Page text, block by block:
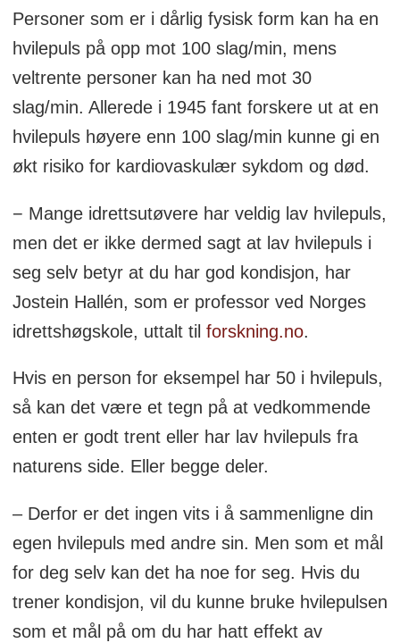
Personer som er i dårlig fysisk form kan ha en
hvilepuls på opp mot 100 slag/min, mens
veltrente personer kan ha ned mot 30
slag/min. Allerede i 1945 fant forskere ut at en
hvilepuls høyere enn 100 slag/min kunne gi en
økt risiko for kardiovaskulær sykdom og død.
− Mange idrettsutøvere har veldig lav hvilepuls,
men det er ikke dermed sagt at lav hvilepuls i
seg selv betyr at du har god kondisjon, har
Jostein Hallén, som er professor ved Norges
idrettshøgskole, uttalt til forskning.no.
Hvis en person for eksempel har 50 i hvilepuls,
så kan det være et tegn på at vedkommende
enten er godt trent eller har lav hvilepuls fra
naturens side. Eller begge deler.
– Derfor er det ingen vits i å sammenligne din
egen hvilepuls med andre sin. Men som et mål
for deg selv kan det ha noe for seg. Hvis du
trener kondisjon, vil du kunne bruke hvilepulsen
som et mål på om du har hatt effekt av